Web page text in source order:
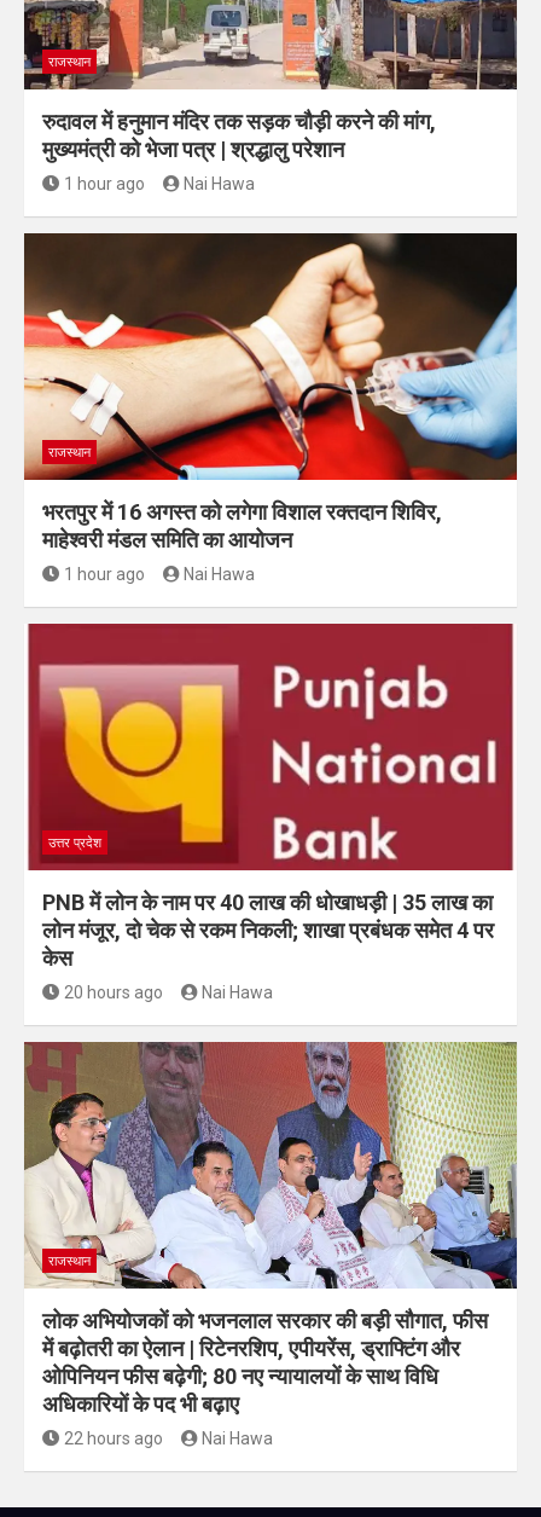
राजस्थान
रुदावल में हनुमान मंदिर तक सड़क चौड़ी करने की मांग,
मुख्यमंत्री को भेजा पत्र | श्रद्धालु परेशान
1 hour ago Nai Hawa
राजस्थान
भरतपुर में 16 अगस्त को लगेगा विशाल रक्तदान शिविर,
माहेश्वरी मंडल समिति का आयोजन
1 hour ago Nai Hawa
उत्तर प्रदेश
PNB में लोन के नाम पर 40 लाख की धोखाधड़ी | 35 लाख का
लोन मंजूर, दो चेक से रकम निकली; शाखा प्रबंधक समेत 4 पर
केस
20 hours ago Nai Hawa
राजस्थान
लोक अभियोजकों को भजनलाल सरकार की बड़ी सौगात, फीस
में बढ़ोतरी का ऐलान | रिटेनरशिप, एपीयरेंस, ड्राफ्टिंग और
ओपिनियन फीस बढ़ेगी; 80 नए न्यायालयों के साथ विधि
अधिकारियों के पद भी बढ़ाए
22 hours ago Nai Hawa